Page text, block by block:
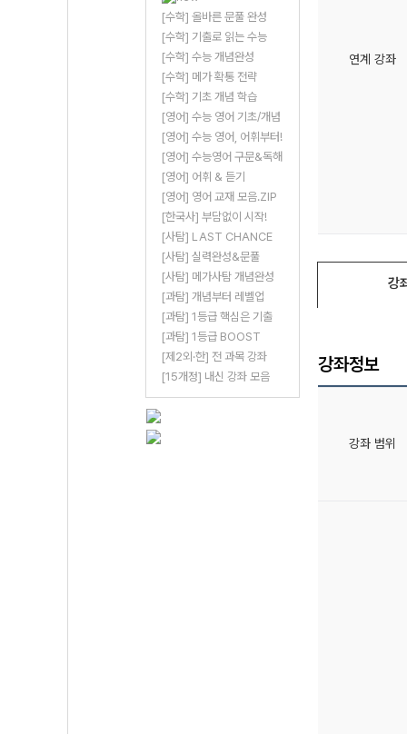
[수학] 올바른 문풀 완성
[수학] 기출로 읽는 수능
[수학] 수능 개념완성
[수학] 메가 확통 전략
[수학] 기초 개념 학습
[영어] 수능 영어 기초/개념
[영어] 수능 영어, 어휘부터!
[영어] 수능영어 구문&독해
[영어] 어휘 & 듣기
[영어] 영어 교재 모음.ZIP
[한국사] 부담없이 시작!
[사탐] LAST CHANCE
[사탐] 실력완성&문풀
[사탐] 메가사탐 개념완성
[과탐] 개념부터 레벨업
[과탐] 1등급 핵심은 기출
[과탐] 1등급 BOOST
[제2외·한] 전 과목 강좌
[15개정] 내신 강좌 모음
연계 강좌
강
강좌정보
강좌 범위